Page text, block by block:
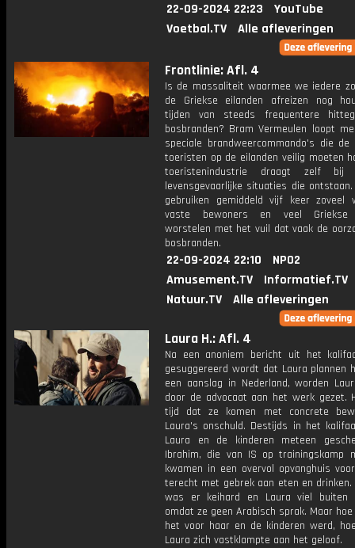
22-09-2024 22:23
YouTube
Voetbal.TV
Alle afleveringen
Frontlinie: Afl. 4
Is de massaliteit waarmee we iedere
de Griekse eilanden afreizen nog
tijden van steeds frequentere
bosbranden? Bram Vermeulen loopt
speciale brandweercommando's die de
toeristen op de eilanden veilig moeten
toeristenindustrie draagt zelf
levensgevaarlijke situaties die ontstaan.
gebruiken gemiddeld vijf keer zoveel
vaste bewoners en veel Griekse
worstelen met het vuil dat vaak de
bosbranden.
22-09-2024 22:10
NPO2
Amusement.TV
Informatief.TV
Natuur.TV
Alle afleveringen
Laura H.: Afl. 4
Na een anoniem bericht uit het
gesuggereerd wordt dat Laura plannen
een aanslag in Nederland, worden
door de advocaat aan het werk gezet.
tijd dat ze komen met concrete
Laura's onschuld. Destijds in het
Laura en de kinderen meteen
Ibrahim, die van IS op trainingskamp
kwamen in een overvol opvanghuis
terecht met gebrek aan eten en drinken.
was er keihard en Laura viel buiten
omdat ze geen Arabisch sprak. Maar
het voor haar en de kinderen werd,
Laura zich vastklampte aan het geloof.